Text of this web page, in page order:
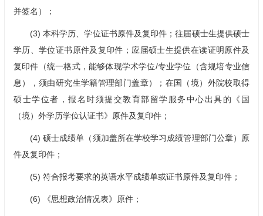
并签名）；
(3) 本科学历、学位证书原件及复印件；往届硕士生提供硕士
学历、学位证书原件及复印件；应届硕士生提供在读证明原件及
复印件（统一格式，能够体现学术学位/专业学位（含规培专业信
息），须由研究生学籍管理部门盖章）；在国（境）外院校取得
硕士学位者，报名时须提交教育部留学服务中心出具的《国
（境）外学历学位认证书》原件及复印件；
(4) 硕士成绩单（须加盖所在学校学习成绩管理部门公章）原
件及复印件；
(5) 符合报考要求的英语水平成绩单或证书原件及复印件；
(6) 《思想政治情况表》原件；